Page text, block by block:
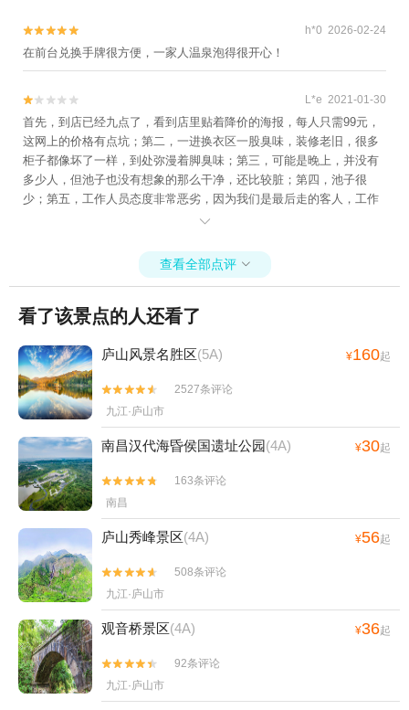
店温泉+九叠屏+飞来石+庐山会议旧址+庐山-
七彩瀑布+香炉峰+三叠泉-观景台+庐山宋美

 h*0 2026-02-24
在前台兑换手牌很方便，一家人温泉泡得很开心！

 L*e 2021-01-30
首先，到店已经九点了，看到店里贴着降价的海报，每人只需99元，
这网上的价格有点坑；第二，一进换衣区一股臭味，装修老旧，很多
柜子都像坏了一样，到处弥漫着脚臭味；第三，可能是晚上，并没有
多少人，但池子也没有想象的那么干净，还比较脏；第四，池子很
少；第五，工作人员态度非常恶劣，因为我们是最后走的客人，工作
人员直接驱赶你出门，这边头发都没吹干，她们就吹风机收走了，还

查看全部点评 
看了该景点的人还看了
庐山风景名胜区(5A) ¥160起


2527条评论
九江·庐山市
南昌汉代海昏侯国遗址公园(4A) ¥30起


163条评论
南昌
庐山秀峰景区(4A) ¥56起


508条评论
九江·庐山市
观音桥景区(4A) ¥36起


92条评论
九江·庐山市